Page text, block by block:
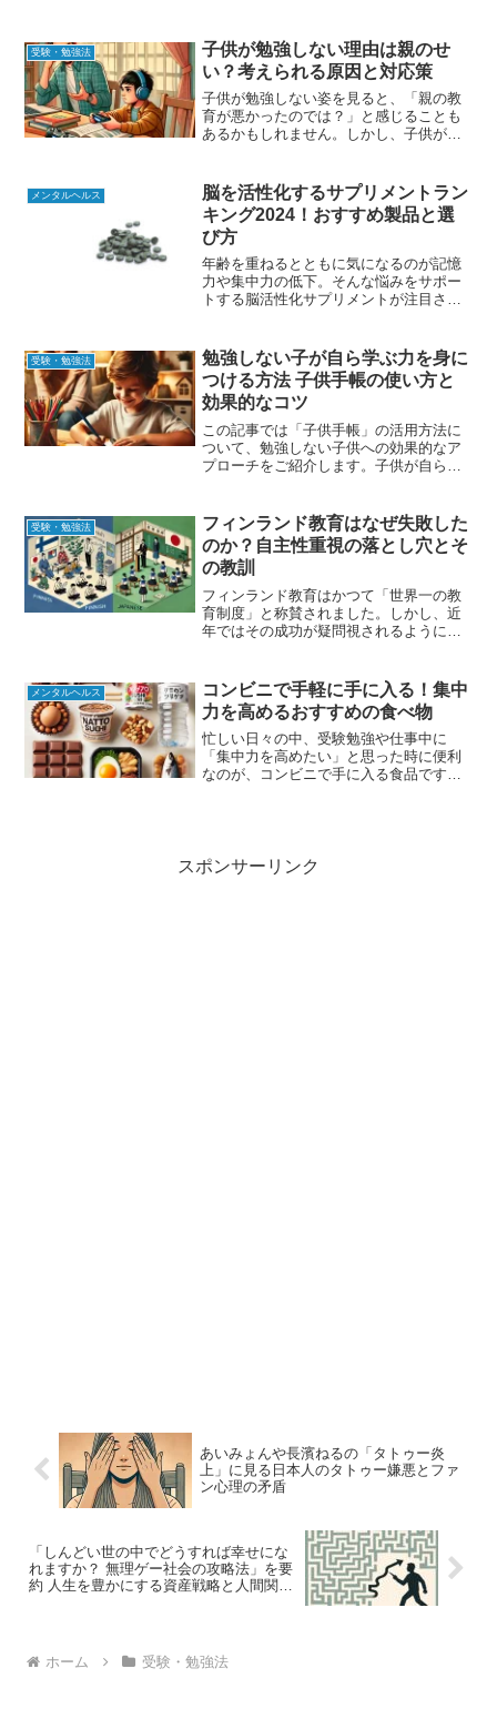
ーソンとしてのスキルを飛躍的に向上さ
せることができます。...
受験・勉強法
子供が勉強しない理由は親のせ
い？考えられる原因と対応策
子供が勉強しない姿を見ると、「親の教
育が悪かったのでは？」と感じることも
あるかもしれません。しかし、子供が勉
います。本記事では、親の影響を含めた
勉強しない理由を分析し、...
メンタルヘルス
脳を活性化するサプリメントラン
キング2024！おすすめ製品と選
び方
年齢を重ねるとともに気になるのが記憶
力や集中力の低下。そんな悩みをサポー
トする脳活性化サプリメントが注目され
の選び方を詳しく解説します。2024年注
目の脳活性化サプ...
受験・勉強法
勉強しない子が自ら学ぶ力を身に
つける方法 子供手帳の使い方と
効果的なコツ
この記事では「子供手帳」の活用方法に
ついて、勉強しない子供への効果的なア
プローチをご紹介します。子供が自ら学
手帳とは？その目的と作り方子供手帳と
は、子供自身が自分の予定...
受験・勉強法
フィンランド教育はなぜ失敗した
のか？自主性重視の落とし穴とそ
の教訓
フィンランド教育はかつて「世界一の教
育制度」と称賛されました。しかし、近
年ではその成功が疑問視されるようにな
ンド教育の問題点を掘り下げ、日本の教
育との比較を通じて、より...
メンタルヘルス
コンビニで手軽に手に入る！集中
力を高めるおすすめの食べ物
忙しい日々の中、受験勉強や仕事中に
「集中力を高めたい」と思った時に便利
なのが、コンビニで手に入る食品です。
スポンサーリンク
あいみょんや長濱ねるの「タトゥー炎
上」に見る日本人のタトゥー嫌悪とファ
ン心理の矛盾
「しんどい世の中でどうすれば幸せにな
れますか？ 無理ゲー社会の攻略法」を要
約 人生を豊かにする資産戦略と人間関係
ホーム 受験・勉強法